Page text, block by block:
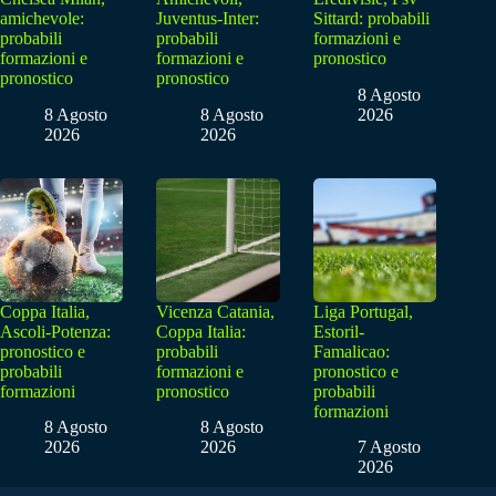
amichevole:
probabili
formazioni e
pronostico
8 Agosto
2026
Juventus-Inter:
probabili
formazioni e
pronostico
8 Agosto
2026
Sittard: probabili
formazioni e
pronostico
8 Agosto
2026
Coppa Italia,
Ascoli-Potenza:
pronostico e
probabili
formazioni
8 Agosto
2026
Vicenza Catania,
Coppa Italia:
probabili
formazioni e
pronostico
8 Agosto
2026
Liga Portugal,
Estoril-
Famalicao:
pronostico e
probabili
formazioni
7 Agosto
2026